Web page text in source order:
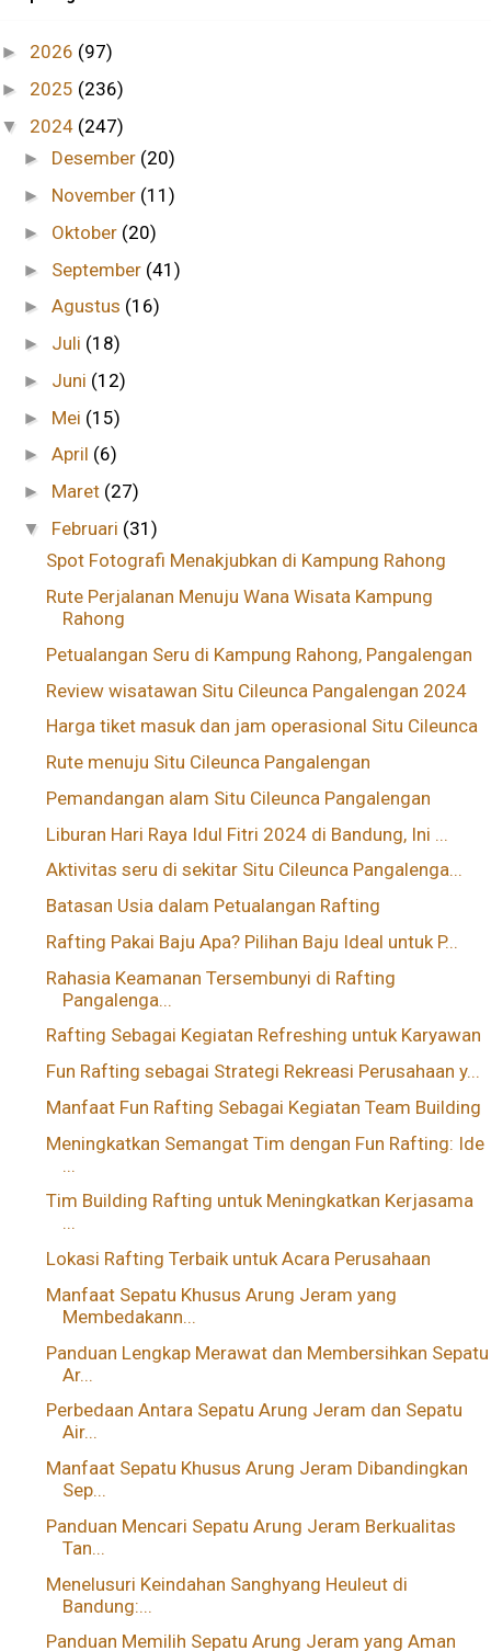
► 2026 (97)
► 2025 (236)
▼ 2024 (247)
► Desember (20)
► November (11)
► Oktober (20)
► September (41)
►Agustus (16)
► Juli (18)
► Juni (12)
► Mei (15)
►April (6)
► Maret (27)
▼ Februari (31)
Spot Fotografi Menakjubkan di Kampung Rahong
Rute Perjalanan Menuju Wana Wisata Kampung
Rahong
Petualangan Seru di Kampung Rahong, Pangalengan
Review wisatawan Situ Cileunca Pangalengan 2024
Harga tiket masuk dan jam operasional Situ Cileunca
Rute menuju Situ Cileunca Pangalengan
Pemandangan alam Situ Cileunca Pangalengan
Liburan Hari Raya Idul Fitri 2024 di Bandung, Ini ...
Aktivitas seru di sekitar Situ Cileunca Pangalenga...
Batasan Usia dalam Petualangan Rafting
Rafting Pakai Baju Apa? Pilihan Baju Ideal untuk P...
Rahasia Keamanan Tersembunyi di Rafting
Pangalenga...
Rafting Sebagai Kegiatan Refreshing untuk Karyawan
Fun Rafting sebagai Strategi Rekreasi Perusahaan y...
Manfaat Fun Rafting Sebagai Kegiatan Team Building
Meningkatkan Semangat Tim dengan Fun Rafting: Ide
...
Tim Building Rafting untuk Meningkatkan Kerjasama
...
Lokasi Rafting Terbaik untuk Acara Perusahaan
Manfaat Sepatu Khusus Arung Jeram yang
Membedakann...
Panduan Lengkap Merawat dan Membersihkan Sepatu
Ar...
Perbedaan Antara Sepatu Arung Jeram dan Sepatu
Air...
Manfaat Sepatu Khusus Arung Jeram Dibandingkan
Sep...
Panduan Mencari Sepatu Arung Jeram Berkualitas
Tan...
Menelusuri Keindahan Sanghyang Heuleut di
Bandung:...
Panduan Memilih Sepatu Arung Jeram yang Aman